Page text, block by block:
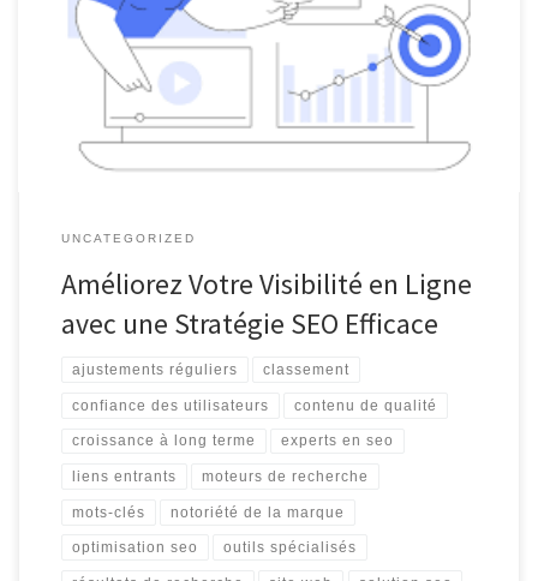
L’optimisation pour les moteurs de recherche (SEO) est une
stratégie essentielle pour toute entreprise cherchant à améliorer
sa visibilité en ligne et à attirer un trafic qualifié sur son site web. En
effet, le SEO consiste à optimiser divers […]
UNCATEGORIZED
Améliorez Votre Visibilité en Ligne
avec une Stratégie SEO Efficace
ajustements réguliers classement
confiance des utilisateurs contenu de qualité
croissance à long terme experts en seo
liens entrants moteurs de recherche
mots-clés notoriété de la marque
optimisation seo outils spécialisés